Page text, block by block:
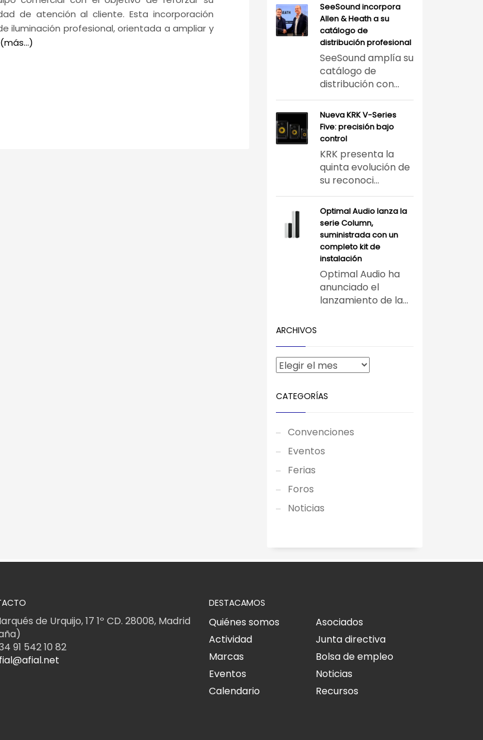
de atención al cliente. Esta incorporación
iluminación profesional, orientada a ampliar y
(más…)
SeeSound incorpora
Allen & Heath a su
catálogo de
distribución profesional
SeeSound amplía su
catálogo de
distribución con...
Nueva KRK V-Series
Five: precisión bajo
control
KRK presenta la
quinta evolución de
su reconoci...
Optimal Audio lanza la
serie Column,
suministrada con un
completo kit de
instalación
Optimal Audio ha
anunciado el
lanzamiento de la...
ARCHIVOS
CATEGORÍAS
Convenciones
Eventos
Ferias
Foros
Noticias
de Urquijo, 17 1º CD. 28008, Madrid
91 542 10 82
DESTACAMOS
Quiénes somos
Asociados
Actividad
Junta directiva
Marcas
Bolsa de empleo
Eventos
Noticias
Calendario
Recursos